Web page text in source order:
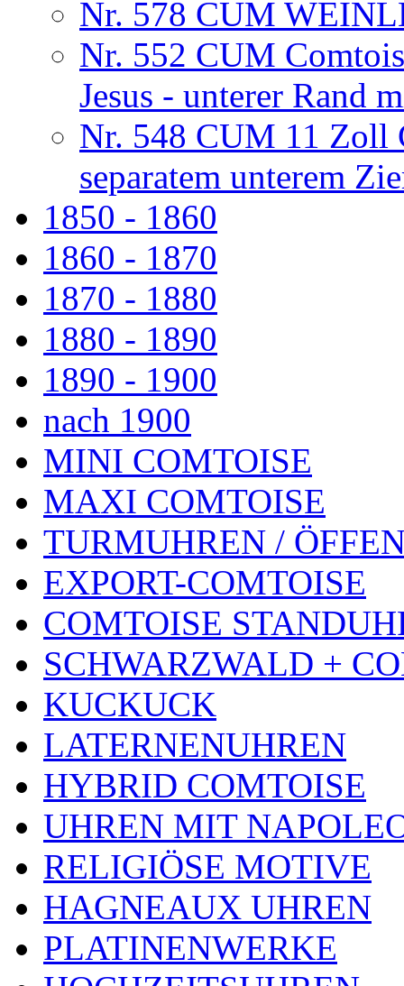
Nr. 578 CUM
Nr. 552 CUM
Jesus - unterer Rand
Nr. 548 CUM 11 Zoll
separatem unterem
1850 - 1860
1860 - 1870
1870 - 1880
1880 - 1890
1890 - 1900
nach 1900
MINI COMTOISE
MAXI COMTOISE
TURMUHREN /
EXPORT-COMTOISE
COMTOISE
SCHWARZWALD +
KUCKUCK
LATERNENUHREN
HYBRID COMTOISE
UHREN MIT
RELIGIÖSE MOTIVE
HAGNEAUX UHREN
PLATINENWERKE